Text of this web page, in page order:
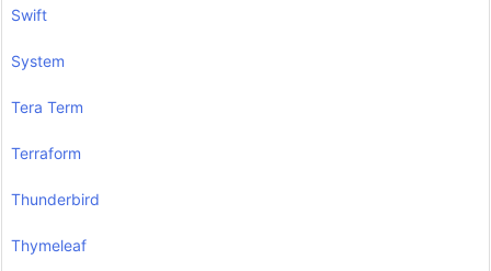
Swift
System
Tera Term
Terraform
Thunderbird
Thymeleaf